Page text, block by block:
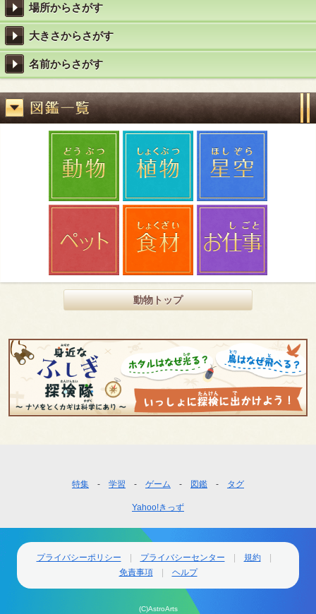
場所からさがす
大きさからさがす
名前からさがす
動物トップ
ー
ナ
ビ
特集 学習 ゲーム 図鑑 タグ
Yahoo!きっず
プライバシーポリシー プライバシーセンター
規約
免責事項
ヘルプ
(C)AstroArts